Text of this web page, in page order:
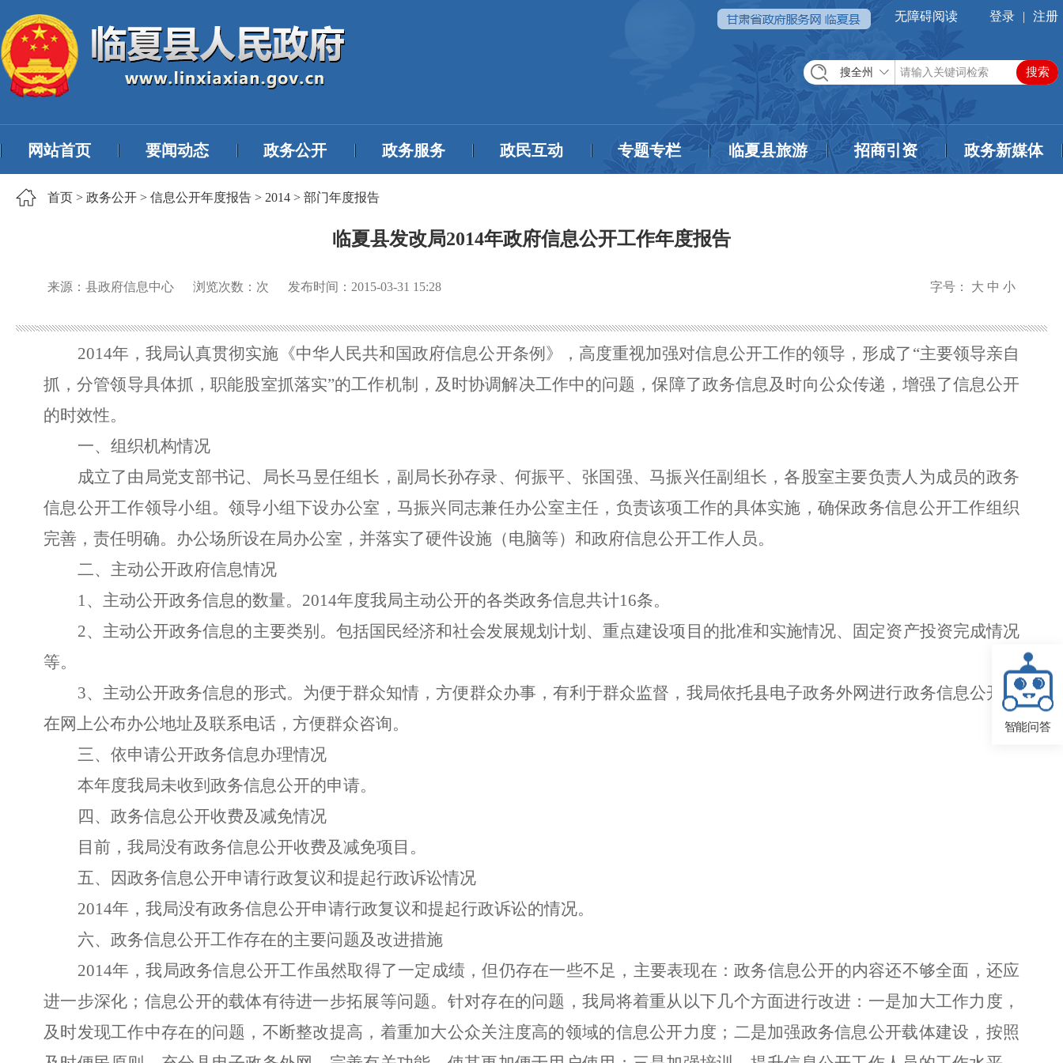
无障碍阅读 登录 | 注册
搜全州
网站首页 要闻动态 政务公开 政务服务 政民互动 专题专栏 临夏县旅游 招商引资 政务新媒体
首页 > 政务公开 > 信息公开年度报告 > 2014 > 部门年度报告
临夏县发改局2014年政府信息公开工作年度报告
来源：县政府信息中心 浏览次数： 次 发布时间： 2015-03-31 15:28 字号： 大 中 小
2014年，我局认真贯彻实施《中华人民共和国政府信息公开条例》，高度重视加强对信息公开工作的领导，形成了“主要领导亲自
抓，分管领导具体抓，职能股室抓落实”的工作机制，及时协调解决工作中的问题，保障了政务信息及时向公众传递，增强了信息公开
的时效性。
一、组织机构情况
成立了由局党支部书记、局长马昱任组长，副局长孙存录、何振平、张国强、马振兴任副组长，各股室主要负责人为成员的政务
信息公开工作领导小组。领导小组下设办公室，马振兴同志兼任办公室主任，负责该项工作的具体实施，确保政务信息公开工作组织
完善，责任明确。办公场所设在局办公室，并落实了硬件设施（电脑等）和政府信息公开工作人员。
二、主动公开政府信息情况
1、主动公开政务信息的数量。2014年度我局主动公开的各类政务信息共计16条。
2、主动公开政务信息的主要类别。包括国民经济和社会发展规划计划、重点建设项目的批准和实施情况、固定资产投资完成情况
等。
3、主动公开政务信息的形式。为便于群众知情，方便群众办事，有利于群众监督，我局依托县电子政务外网进行政务信息公开，
在网上公布办公地址及联系电话，方便群众咨询。
三、依申请公开政务信息办理情况
本年度我局未收到政务信息公开的申请。
四、政务信息公开收费及减免情况
目前，我局没有政务信息公开收费及减免项目。
五、因政务信息公开申请行政复议和提起行政诉讼情况
2014年，我局没有政务信息公开申请行政复议和提起行政诉讼的情况。
六、政务信息公开工作存在的主要问题及改进措施
2014年，我局政务信息公开工作虽然取得了一定成绩，但仍存在一些不足，主要表现在：政务信息公开的内容还不够全面，还应
进一步深化；信息公开的载体有待进一步拓展等问题。针对存在的问题，我局将着重从以下几个方面进行改进：一是加大工作力度，
及时发现工作中存在的问题，不断整改提高，着重加大公众关注度高的领域的信息公开力度；二是加强政务信息公开载体建设，按照
智能问答